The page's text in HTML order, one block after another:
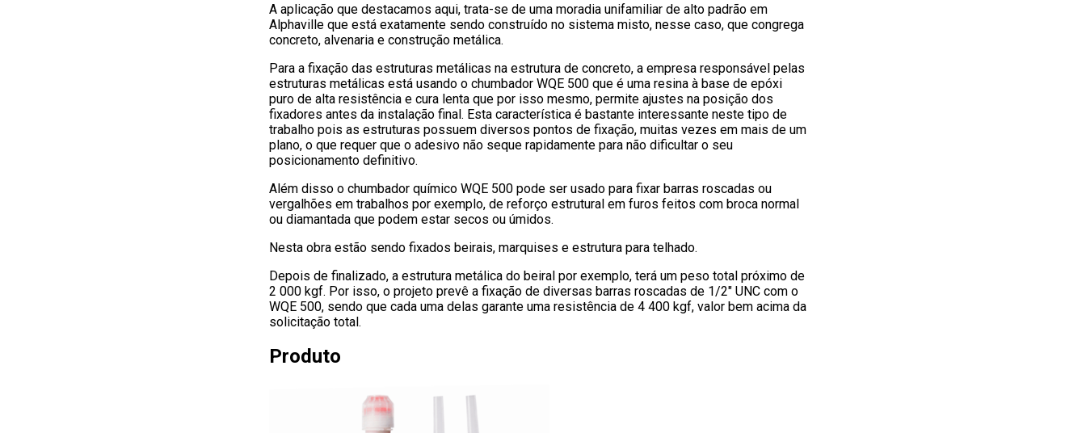
A aplicação que destacamos aqui, trata-se de uma moradia unifamiliar de alto padrão em
Alphaville que está exatamente sendo construído no sistema misto, nesse caso, que congrega
concreto, alvenaria e construção metálica.
Para a fixação das estruturas metálicas na estrutura de concreto, a empresa responsável pelas
estruturas metálicas está usando o chumbador WQE 500 que é uma resina à base de epóxi
puro de alta resistência e cura lenta que por isso mesmo, permite ajustes na posição dos
fixadores antes da instalação final. Esta característica é bastante interessante neste tipo de
trabalho pois as estruturas possuem diversos pontos de fixação, muitas vezes em mais de um
plano, o que requer que o adesivo não seque rapidamente para não dificultar o seu
posicionamento definitivo.
Além disso o chumbador químico WQE 500 pode ser usado para fixar barras roscadas ou
vergalhões em trabalhos por exemplo, de reforço estrutural em furos feitos com broca normal
ou diamantada que podem estar secos ou úmidos.
Nesta obra estão sendo fixados beirais, marquises e estrutura para telhado.
Depois de finalizado, a estrutura metálica do beiral por exemplo, terá um peso total próximo de
2 000 kgf. Por isso, o projeto prevê a fixação de diversas barras roscadas de 1/2″ UNC com o
WQE 500, sendo que cada uma delas garante uma resistência de 4 400 kgf, valor bem acima da
solicitação total.
Produto